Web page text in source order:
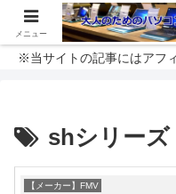
※当サイトの記事にはアフ
shシリーズ
【メーカー】FMV
メニュー